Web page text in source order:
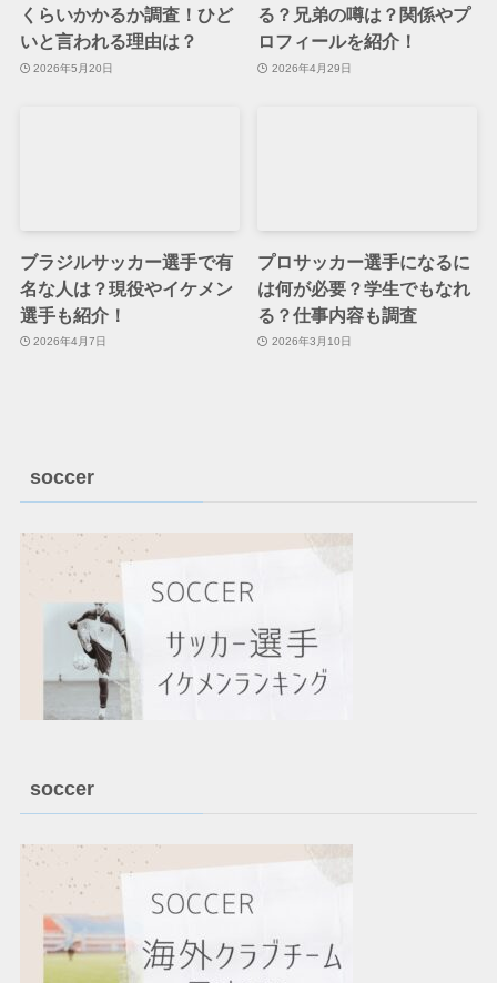
くらいかかるか調査！ひど
いと言われる理由は？
2026年5月20日
る？兄弟の噂は？関係やプ
ロフィールを紹介！
2026年4月29日
ブラジルサッカー選手で有
名な人は？現役やイケメン
選手も紹介！
2026年4月7日
プロサッカー選手になるに
は何が必要？学生でもなれ
る？仕事内容も調査
2026年3月10日
soccer
soccer